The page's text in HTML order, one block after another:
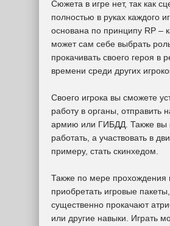
Сюжета в игре нет, так как
полностью в руках каждого
основана по принципу RP –
может сам себе выбрать
прокачивать своего героя в
времени среди других
Своего игрока вы сможете
работу в органы, отправить
армию или ГИБДД. Также вы
работать, а участвовать в
примеру, стать скинхедом.
Также по мере прохождения
приобретать игровые
существенно прокачают
или другие навыки. Играть